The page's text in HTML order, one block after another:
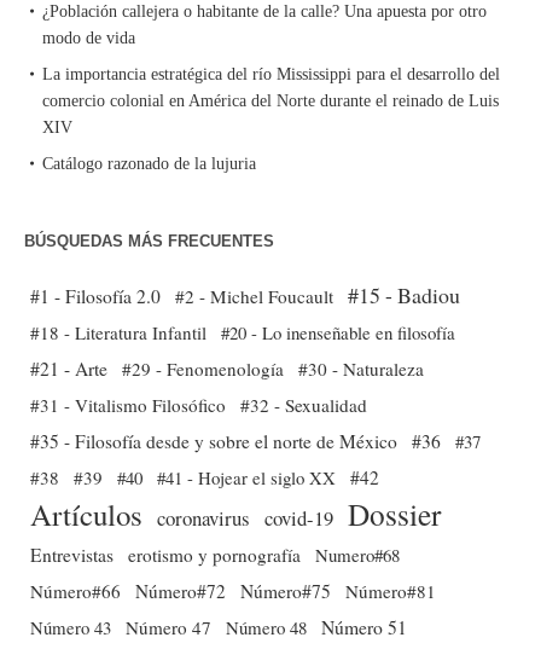
¿Población callejera o habitante de la calle? Una apuesta por otro
modo de vida
La importancia estratégica del río Mississippi para el desarrollo del
comercio colonial en América del Norte durante el reinado de Luis
XIV
Catálogo razonado de la lujuria
BÚSQUEDAS MÁS FRECUENTES
#1 - Filosofía 2.0 #2 - Michel Foucault #15 - Badiou
#18 - Literatura Infantil #20 - Lo inenseñable en filosofía
#21 - Arte #29 - Fenomenología
#30 - Naturaleza
#31 - Vitalismo Filosófico
#32 - Sexualidad
#35 - Filosofía desde y sobre el norte de México #36 #37
#38
#39 #40 #41 - Hojear el siglo XX #42
Artículos coronavirus covid-19 Dossier
Entrevistas erotismo y pornografía
Numero#68
Número#66
Número#72 Número#75
Número#81
Número 43 Número 47 Número 48 Número 51